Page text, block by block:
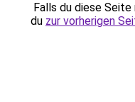
Falls du diese
du zur vorherigen